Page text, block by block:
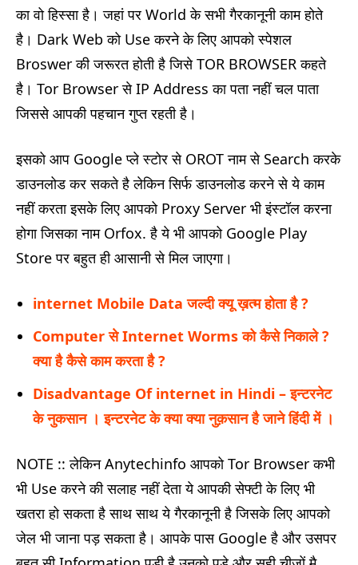
का वो हिस्सा है। जहां पर World के सभी गैरकानूनी काम होते
है। Dark Web को Use करने के लिए आपको स्पेशल
Broswer की जरूरत होती है जिसे TOR BROWSER कहते
है। Tor Browser से IP Address का पता नहीं चल पाता
जिससे आपकी पहचान गुप्त रहती है।
इसको आप Google प्ले स्टोर से OROT नाम से Search करके
डाउनलोड कर सकते है लेकिन सिर्फ डाउनलोड करने से ये काम
नहीं करता इसके लिए आपको Proxy Server भी इंस्टॉल करना
होगा जिसका नाम Orfox. है ये भी आपको Google Play
Store पर बहुत ही आसानी से मिल जाएगा।
internet Mobile Data जल्दी क्यू ख़त्म होता है ?
Computer से Internet Worms को कैसे निकाले ?
क्या है कैसे काम करता है ?
Disadvantage Of internet in Hindi – इन्टरनेट
के नुकसान । इन्टरनेट के क्या क्या नुक़सान है जाने हिंदी में ।
NOTE :: लेकिन Anytechinfo आपको Tor Browser कभी
भी Use करने की सलाह नहीं देता ये आपकी सेफ्टी के लिए भी
खतरा हो सकता है साथ साथ ये गैरकानूनी है जिसके लिए आपको
जेल भी जाना पड़ सकता है। आपके पास Google है और उसपर